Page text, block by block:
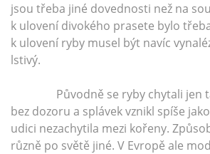
jsou třeba jiné dovednosti než na
k ulovení divokého prasete bylo
k ulovení ryby musel být navíc
lstivý.
Původně se ryby chytali jen
bez dozoru a splávek vznikl spíše
udici nezachytila mezi kořeny.
různě po světě jiné. V Evropě ale